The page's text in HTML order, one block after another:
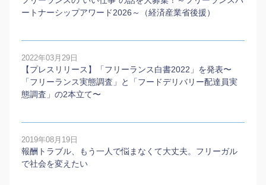
ートナーシップアワード2026～（経済産業省後援）
2022年03月29日
【プレスリリース】「フリーランス白書2022」を発表〜
「フリーランス実態調査」と「フードデリバリー配達員実
態調査」の2本⽴て〜
2019年08月19日
報酬トラブル、もう一人で悩まなくて大丈夫。フリーガル
で社会を変えたい